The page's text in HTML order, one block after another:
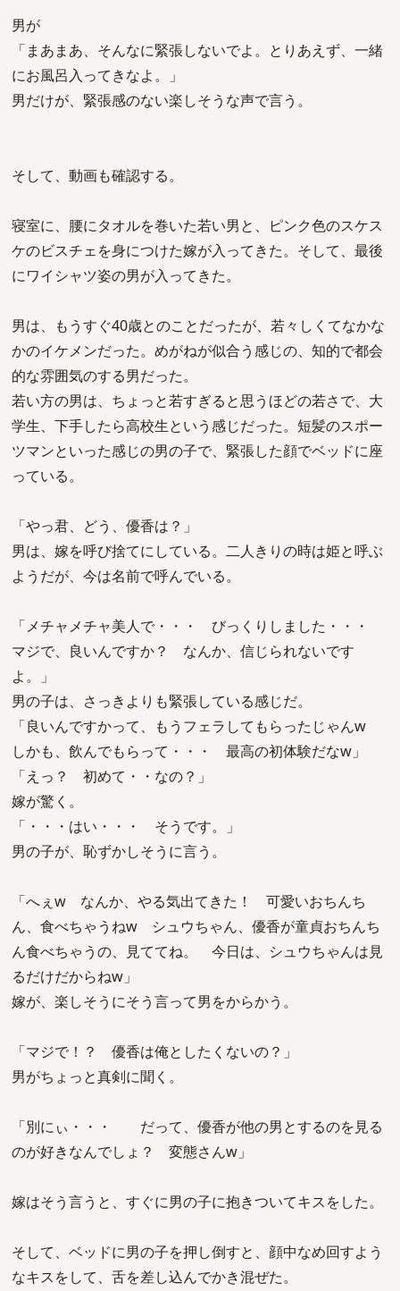
男が
「まあまあ、そんなに緊張しないでよ。とりあえず、一緒
にお風呂入ってきなよ。」
男だけが、緊張感のない楽しそうな声で言う。
そして、動画も確認する。
寝室に、腰にタオルを巻いた若い男と、ピンク色のスケス
ケのビスチェを身につけた嫁が入ってきた。そして、最後
にワイシャツ姿の男が入ってきた。
男は、もうすぐ40歳とのことだったが、若々しくてなかな
かのイケメンだった。めがねが似合う感じの、知的で都会
的な雰囲気のする男だった。
若い方の男は、ちょっと若すぎると思うほどの若さで、大
学生、下手したら高校生という感じだった。短髪のスポー
ツマンといった感じの男の子で、緊張した顔でベッドに座
っている。
「やっ君、どう、優香は？」
男は、嫁を呼び捨てにしている。二人きりの時は姫と呼ぶ
ようだが、今は名前で呼んでいる。
「メチャメチャ美人で・・・ びっくりしました・・・
マジで、良いんですか？ なんか、信じられないです
よ。」
男の子は、さっきよりも緊張している感じだ。
「良いんですかって、もうフェラしてもらったじゃんw
しかも、飲んでもらって・・・ 最高の初体験だなw」
「えっ？ 初めて・・なの？」
嫁が驚く。
「・・・はい・・・ そうです。」
男の子が、恥ずかしそうに言う。
「へぇw なんか、やる気出てきた！ 可愛いおちんち
ん、食べちゃうねw シュウちゃん、優香が童貞おちんち
ん食べちゃうの、見ててね。 今日は、シュウちゃんは見
るだけだからねw」
嫁が、楽しそうにそう言って男をからかう。
「マジで！？ 優香は俺としたくないの？」
男がちょっと真剣に聞く。
「別にぃ・・・ だって、優香が他の男とするのを見る
のが好きなんでしょ？ 変態さんw」
嫁はそう言うと、すぐに男の子に抱きついてキスをした。
そして、ベッドに男の子を押し倒すと、顔中なめ回すよう
なキスをして、舌を差し込んでかき混ぜた。